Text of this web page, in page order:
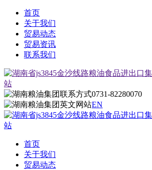
首页
关于我们
贸易动态
贸易资讯
联系我们
0731-82280070
EN
首页
关于我们
贸易动态